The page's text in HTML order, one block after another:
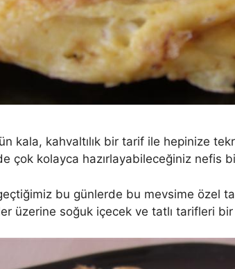
kala, kahvaltılık bir tarif ile hepinize
çok kolayca hazırlayabileceğiniz nefis
bu günlerde bu mevsime özel
üzerine soğuk içecek ve tatlı tarifleri